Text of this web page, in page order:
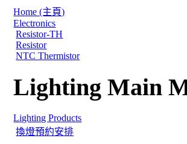
Home (主頁)
Electronics
Resistor-TH
Resistor
NTC Thermistor
Lighting Main
Lighting Products
換燈預約安排